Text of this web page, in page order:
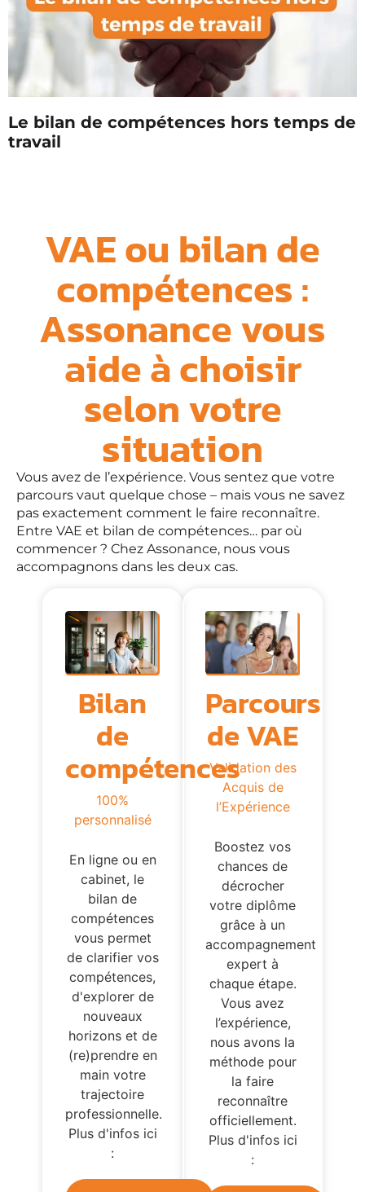
Le bilan de compétences hors temps de
travail
VAE ou bilan de
compétences :
Assonance vous
aide à choisir
selon votre
situation
Vous avez de l’expérience. Vous sentez que votre
parcours vaut quelque chose – mais vous ne savez
pas exactement comment le faire reconnaître.
Entre VAE et bilan de compétences… par où
commencer ? Chez Assonance, nous vous
accompagnons dans les deux cas.
Bilan
de
compétences
100%
personnalisé
En ligne ou en
cabinet, le
bilan de
compétences
vous permet
de clarifier vos
compétences,
d'explorer de
nouveaux
horizons et de
(re)prendre en
main votre
trajectoire
professionnelle.
Plus d'infos ici
:
Parcours
de VAE
Validation des
Acquis de
l’Expérience
Boostez vos
chances de
décrocher
votre diplôme
grâce à un
accompagnement
expert à
chaque étape.
Vous avez
l’expérience,
nous avons la
méthode pour
la faire
reconnaître
officiellement.
Plus d'infos ici
: